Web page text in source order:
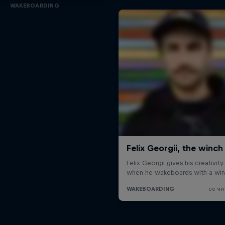
WAKEBOARDING